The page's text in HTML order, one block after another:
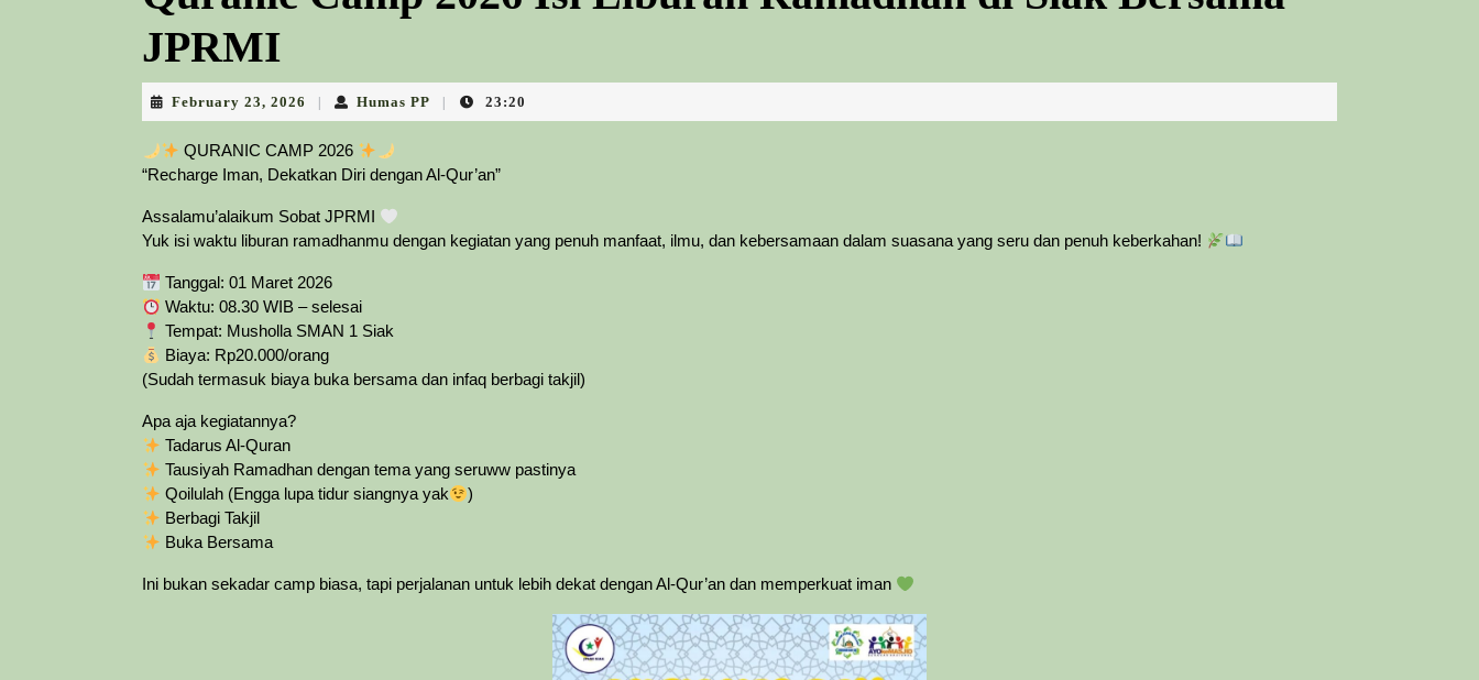
JPRMI
February 23, 2026 February
23,
2026
Humas PP Humas
PP
23:20
QURANIC CAMP 2026
“Recharge Iman, Dekatkan Diri dengan Al-Qur’an”
Assalamu’alaikum Sobat JPRMI
Yuk isi waktu liburan ramadhanmu dengan kegiatan yang penuh manfaat, ilmu, dan kebersamaan dalam suasana yang seru dan penuh keberkahan!
Tanggal: 01 Maret 2026
Waktu: 08.30 WIB – selesai
Tempat: Musholla SMAN 1 Siak
Biaya: Rp20.000/orang
(Sudah termasuk biaya buka bersama dan infaq berbagi takjil)
Apa aja kegiatannya?
Tadarus Al-Quran
Tausiyah Ramadhan dengan tema yang seruww pastinya
Qoilulah (Engga lupa tidur siangnya yak
)
Berbagi Takjil
Buka Bersama
Ini bukan sekadar camp biasa, tapi perjalanan untuk lebih dekat dengan Al-Qur’an dan memperkuat iman